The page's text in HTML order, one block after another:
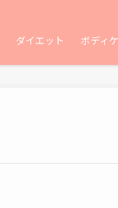
ダイエット ボディ